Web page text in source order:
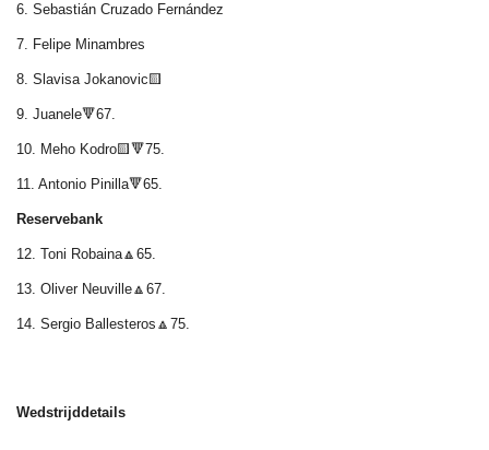
6. Sebastián Cruzado Fernández
7. Felipe Minambres
8. Slavisa Jokanovic🟨
9. Juanele🔻67.
10. Meho Kodro🟨🔻75.
11. Antonio Pinilla🔻65.
Reservebank
12. Toni Robaina🔼65.
13. Oliver Neuville🔼67.
14. Sergio Ballesteros🔼75.
Wedstrijddetails